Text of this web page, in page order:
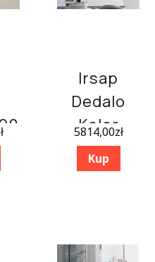
Irsap
Dedalo
Kolor
Special
900×498
5814,00zł
Kup